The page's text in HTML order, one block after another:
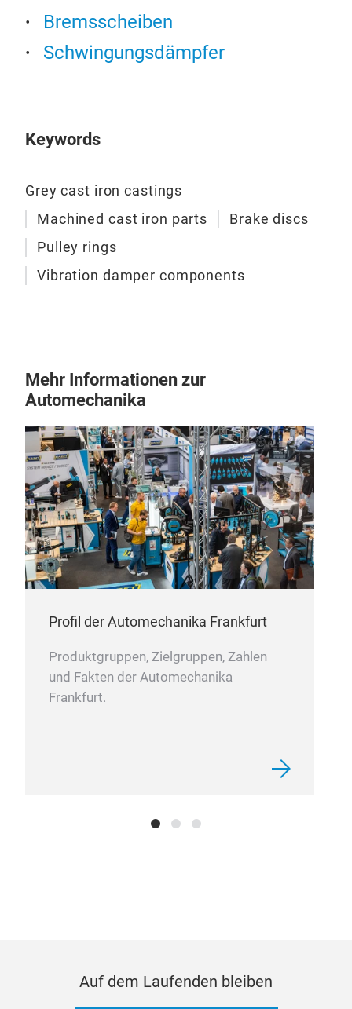
Bremsscheiben
Schwingungsdämpfer
Keywords
Grey cast iron castings
Machined cast iron parts
Brake discs
Pulley rings
Vibration damper components
Mehr Informationen zur
Automechanika
Profil der Automechanika Frankfurt
Produktgruppen, Zielgruppen, Zahlen
und Fakten der Automechanika
Frankfurt.
Auf dem Laufenden bleiben